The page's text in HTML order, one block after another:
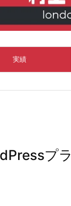
実績
プ